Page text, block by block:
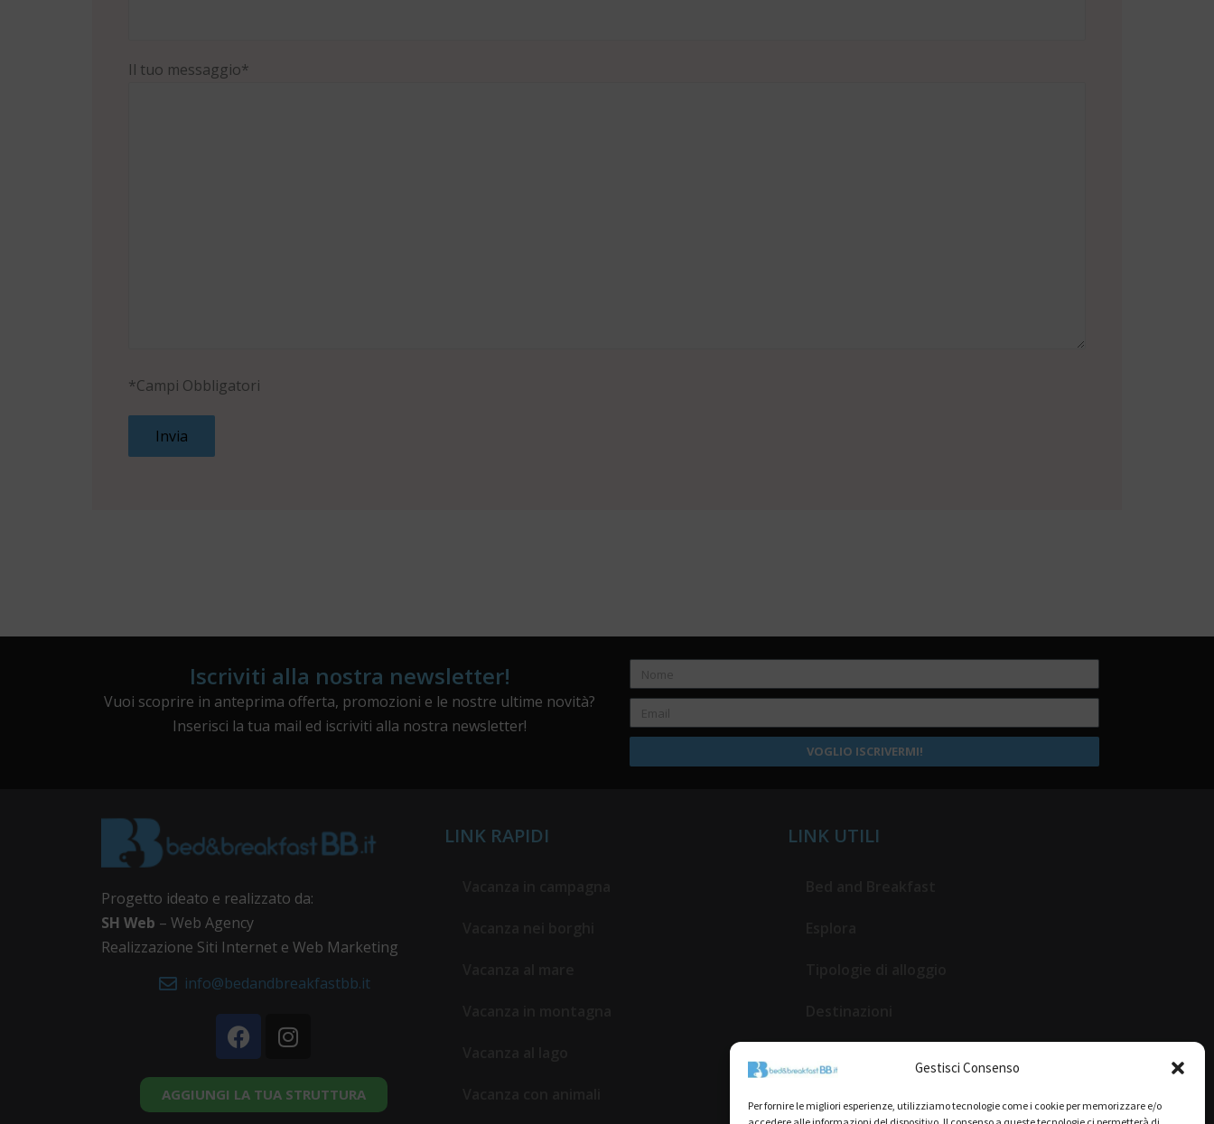
Gestisci Consenso
Per fornire le migliori esperienze, utilizziamo tecnologie come i cookie per memorizzare e/o
Il tuo messaggio*
*Campi Obbligatori
Iscriviti alla nostra newsletter!
Vuoi scoprire in anteprima offerta, promozioni e le nostre ultime novità?
Inserisci la tua mail ed iscriviti alla nostra newsletter!
VOGLIO ISCRIVERMI!
Progetto ideato e realizzato da:
SH Web – Web Agency
Realizzazione Siti Internet e Web Marketing
info@bedandbreakfastbb.it
AGGIUNGI LA TUA STRUTTURA
LINK RAPIDI LINK UTILI